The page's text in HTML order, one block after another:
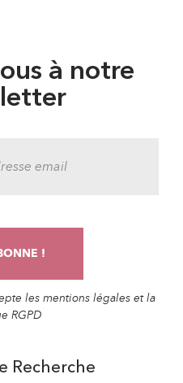
à notre
les mentions légales et la
RGPD
Recherche